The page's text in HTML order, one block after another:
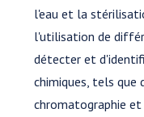
l'eau et la
l'utilisation de
détecter et
chimiques, tels que
chromatographie